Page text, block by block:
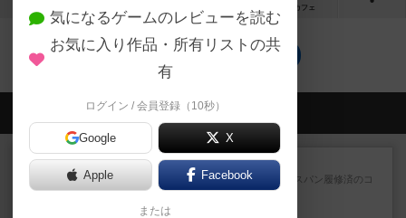
カフェ
フサフサクセスのトップに戻る
会員の新しい投稿
レビュー ワイアームスパン
初プレイの感想です。ウイングスパン履修済のコ
メントとなります。ウイング...
12分前
気になるゲームのレビューを読む
お気に入り作品・所有リストの共
有
ログイン / 会員登録（10秒）
Google X
Apple Facebook
または